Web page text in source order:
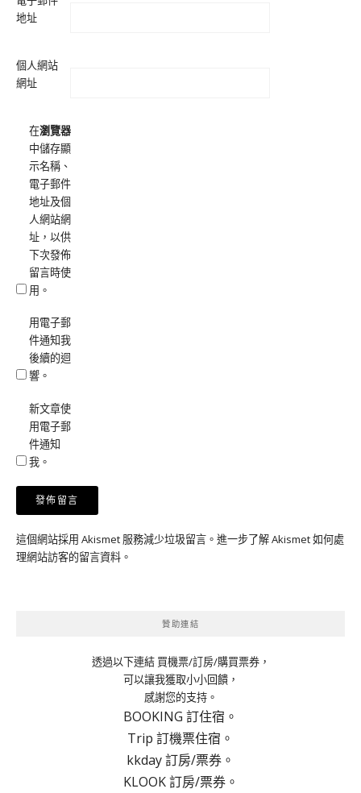
地址
個人網站
網址
在瀏覽器
中儲存顯
示名稱、
電子郵件
地址及個
人網站網
址，以供
下次發佈
留言時使
用。
用電子郵
件通知我
後續的迴
響。
新文章使
用電子郵
件通知
我。
這個網站採用 Akismet 服務減少垃圾留言。 進一步了解 Akismet 如何處
理網站訪客的留言資料 。
贊助連結
透過以下連結 買機票/訂房/購買票券，
可以讓我獲取小小回饋，
感謝您的支持。
BOOKING 訂住宿。
Trip 訂機票住宿。
kkday 訂房/票券。
KLOOK 訂房/票券。